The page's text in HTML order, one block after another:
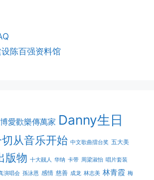
陈百强资料馆
愛歡樂傳萬家 Danny生日
从音乐开始 中文歌曲擂台奖 五大美
版物 十大靓人 华纳 卡带 周梁淑怡 唱片套装
演唱会 孫泳恩 感情 慈善 成龙 林志美 林青霞 梅